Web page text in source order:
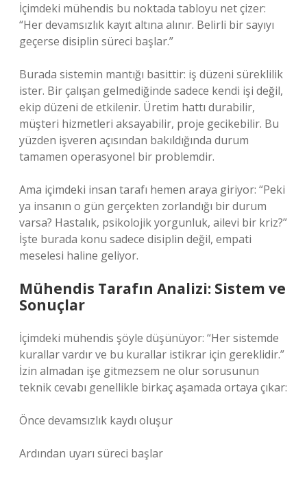
İçimdeki mühendis bu noktada tabloyu net çizer:
“Her devamsızlık kayıt altına alınır. Belirli bir sayıyı
geçerse disiplin süreci başlar.”
Burada sistemin mantığı basittir: iş düzeni süreklilik
ister. Bir çalışan gelmediğinde sadece kendi işi değil,
ekip düzeni de etkilenir. Üretim hattı durabilir,
müşteri hizmetleri aksayabilir, proje gecikebilir. Bu
yüzden işveren açısından bakıldığında durum
tamamen operasyonel bir problemdir.
Ama içimdeki insan tarafı hemen araya giriyor: “Peki
ya insanın o gün gerçekten zorlandığı bir durum
varsa? Hastalık, psikolojik yorgunluk, ailevi bir kriz?”
İşte burada konu sadece disiplin değil, empati
meselesi haline geliyor.
Mühendis Tarafın Analizi: Sistem ve
Sonuçlar
İçimdeki mühendis şöyle düşünüyor: “Her sistemde
kurallar vardır ve bu kurallar istikrar için gereklidir.”
İzin almadan işe gitmezsem ne olur sorusunun
teknik cevabı genellikle birkaç aşamada ortaya çıkar:
Önce devamsızlık kaydı oluşur
Ardından uyarı süreci başlar